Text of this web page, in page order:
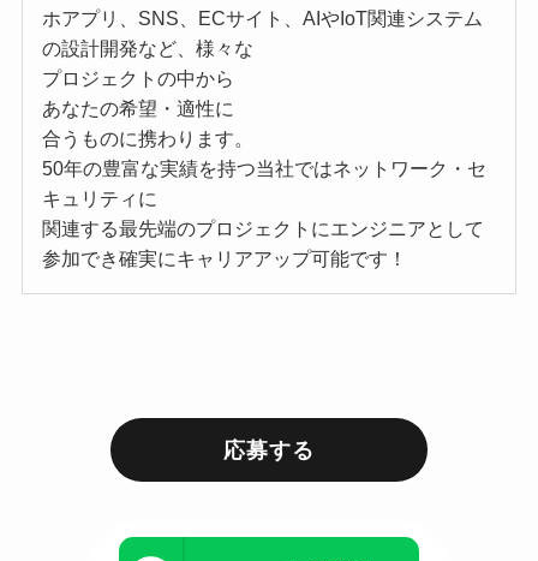
ホアプリ、SNS、ECサイト、AIやIoT関連システム
の設計開発など、様々な
プロジェクトの中から
あなたの希望・適性に
合うものに携わります。
50年の豊富な実績を持つ当社ではネットワーク・セ
キュリティに
関連する最先端のプロジェクトにエンジニアとして
参加でき確実にキャリアアップ可能です！
応募する